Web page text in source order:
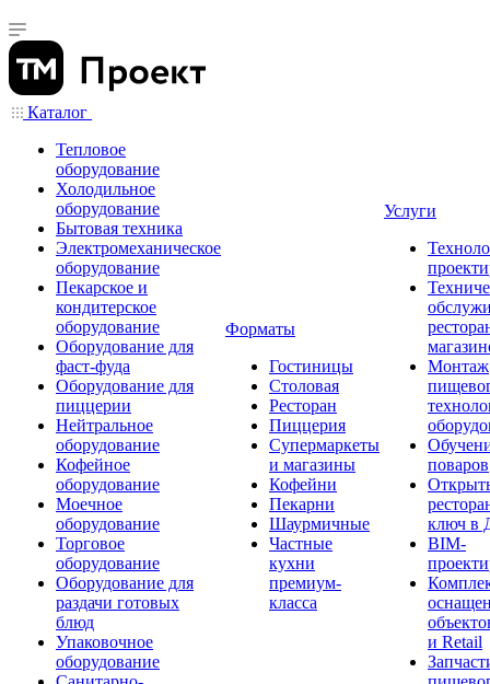
Каталог
Тепловое
оборудование
Холодильное
оборудование
Бытовая техника
Электромеханическое
оборудование
Пекарское и
кондитерское
оборудование
Оборудование для
фаст-фуда
Оборудование для
пиццерии
Нейтральное
оборудование
Кофейное
оборудование
Моечное
оборудование
Торговое
оборудование
Оборудование для
раздачи готовых
блюд
Упаковочное
оборудование
Форматы
Гостиницы
Столовая
Ресторан
Пиццерия
Супермаркеты
и магазины
Кофейни
Пекарни
Шаурмичные
Частные
кухни
премиум-
класса
Услуги
Монтаж
поваров
ключ в
BIM-
и Retail